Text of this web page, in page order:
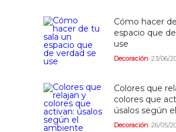
Cómo hacer
espacio que
use
Decoración 23/06/
Colores que
colores que
úsalos según
Decoración 26/05/